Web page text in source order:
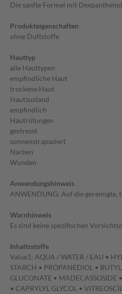
Die sanfte Formel mit
Produkteigenschaften
ohne Duftstoffe
Hauttyp
alle Hauttypen
empfindliche Haut
trockene Haut
Hautzustand
empfindlich
Hautrötungen
gestresst
sonnenstrapaziert
Narben
Wunden
Anwendungshinweis
ANWENDUNG: Auf die gereinigte,
Warnhinweis
Es sind keine spezifischen
Inhaltsstoffe
Value1: AQUA / WATER / EAU •
STARCH • PROPANEDIOL •
GLUCONATE •
• CAPRYLYL GLYCOL •